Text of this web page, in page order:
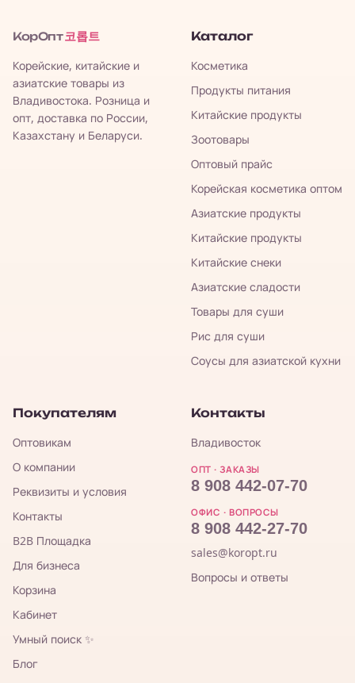
КорОпт 코롭트
Корейские, китайские и
азиатские товары из
Владивостока. Розница и
опт, доставка по России,
Казахстану и Беларуси.
Каталог
Косметика
Продукты питания
Китайские продукты
Зоотовары
Оптовый прайс
Корейская косметика оптом
Азиатские продукты
Китайские продукты
Китайские снеки
Азиатские сладости
Товары для суши
Рис для суши
Соусы для азиатской кухни
Покупателям
Оптовикам
О компании
Реквизиты и условия
Контакты
B2B Площадка
Для бизнеса
Корзина
Кабинет
Умный поиск ✨
Блог
Контакты
Владивосток
ОПТ · ЗАКАЗЫ
8 908 442-07-70
ОФИС · ВОПРОСЫ
8 908 442-27-70
sales@koropt.ru
Вопросы и ответы